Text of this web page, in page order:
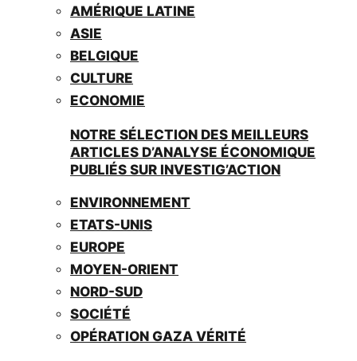
AMÉRIQUE LATINE
ASIE
BELGIQUE
CULTURE
ECONOMIE
NOTRE SÉLECTION DES MEILLEURS
ARTICLES D’ANALYSE ÉCONOMIQUE
PUBLIÉS SUR INVESTIG’ACTION
ENVIRONNEMENT
ETATS-UNIS
EUROPE
MOYEN-ORIENT
NORD-SUD
SOCIÉTÉ
OPÉRATION GAZA VÉRITÉ